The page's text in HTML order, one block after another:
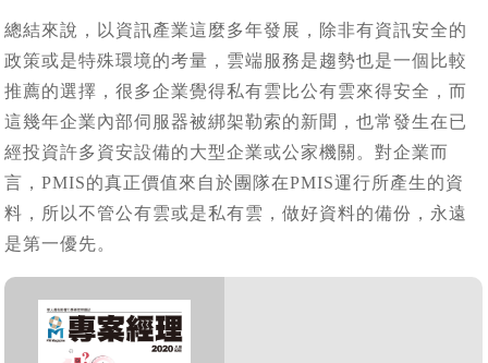
總結來說，以資訊產業這麼多年發展，除非有資訊安全的
政策或是特殊環境的考量，雲端服務是趨勢也是一個比較
推薦的選擇，很多企業覺得私有雲比公有雲來得安全，而
這幾年企業內部伺服器被綁架勒索的新聞，也常發生在已
經投資許多資安設備的大型企業或公家機關。對企業而
言，PMIS的真正價值來自於團隊在PMIS運行所產生的資
料，所以不管公有雲或是私有雲，做好資料的備份，永遠
是第一優先。